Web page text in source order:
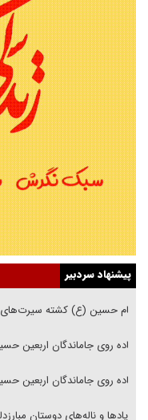
پیشنهاد سردبیر
امام حسین (ع) کشته
پیاده روی جاماندگان اربعین
پیاده روی جاماندگان اربعین
فریاد‌ها و ناله‌های دوستان